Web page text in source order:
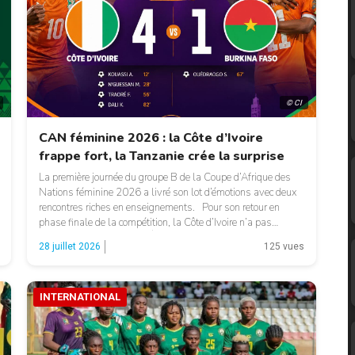
© CI
CAN féminine 2026 : la Côte d’Ivoire
frappe fort, la Tanzanie crée la surprise
La première journée du groupe B de la Coupe d’Afrique des
Nations féminine 2026 a livré son lot d’émotions avec deux
rencontres riches en enseignements. Pour son retour en
phase finale de la compétition, la Côte d’Ivoire n’a pas
manqué ses débuts. Les Éléphantes se sont imposées avec
autorité 4-1 face au Burkina Faso, […]
28 juillet 2026 125 vues
INTERNATIONAL